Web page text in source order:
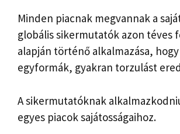
Minden piacnak megvannak a
globális sikermutatók azon téves
alapján történő alkalmazása,
egyformák, gyakran torzulást
A sikermutatóknak
egyes piacok sajátosságaihoz.